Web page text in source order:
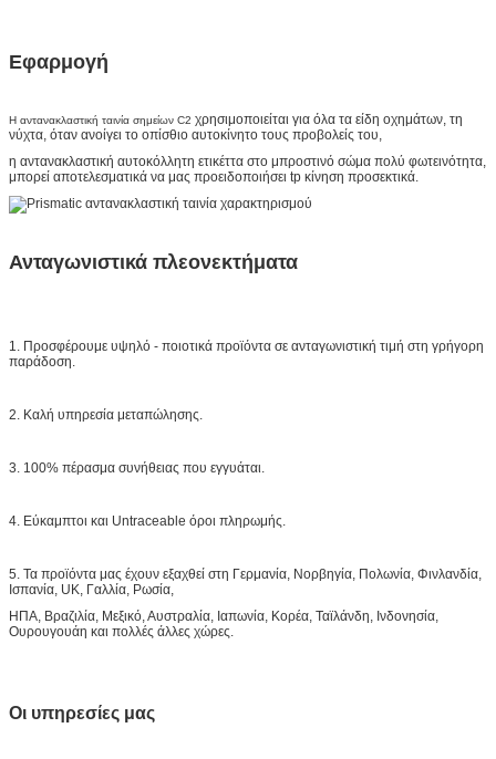
Εφαρμογή
Η αντανακλαστική ταινία σημείων C2 χρησιμοποιείται για όλα τα είδη οχημάτων, τη
νύχτα, όταν ανοίγει το οπίσθιο αυτοκίνητο τους προβολείς του,
η αντανακλαστική αυτοκόλλητη ετικέττα στο μπροστινό σώμα πολύ φωτεινότητα,
μπορεί αποτελεσματικά να μας προειδοποιήσει tp κίνηση προσεκτικά.
Ανταγωνιστικά πλεονεκτήματα
1. Προσφέρουμε υψηλό - ποιοτικά προϊόντα σε ανταγωνιστική τιμή στη γρήγορη
παράδοση.
2. Καλή υπηρεσία μεταπώλησης.
3. 100% πέρασμα συνήθειας που εγγυάται.
4. Εύκαμπτοι και Untraceable όροι πληρωμής.
5. Τα προϊόντα μας έχουν εξαχθεί στη Γερμανία, Νορβηγία, Πολωνία, Φινλανδία,
Ισπανία, UK, Γαλλία, Ρωσία,
ΗΠΑ, Βραζιλία, Μεξικό, Αυστραλία, Ιαπωνία, Κορέα, Ταϊλάνδη, Ινδονησία,
Ουρουγουάη και πολλές άλλες χώρες.
Οι υπηρεσίες μας